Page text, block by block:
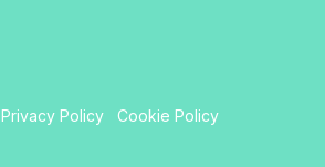
Privacy Policy
Cookie Policy